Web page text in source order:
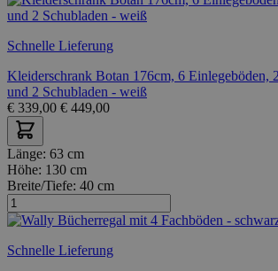
Schnelle Lieferung
Kleiderschrank Botan 176cm, 6 Einlegeböden,
und 2 Schubladen - weiß
€ 339,00 € 449,00
Länge: 63 cm
Höhe: 130 cm
Breite/Tiefe: 40 cm
Schnelle Lieferung